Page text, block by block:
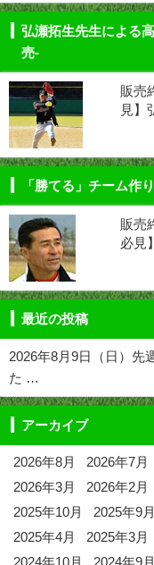
弘瀬拓生先生による
売-
販売
見】
「勝てる」チーム作
販売
必見
最近の投稿
2026年8月9日（日）先
た …
アーカイブ
2026年8月 2026年7月
2026年3月
2026年2月
2025年10月
2025年9月
2025年4月
2025年3月
2024年10月
2024年9月